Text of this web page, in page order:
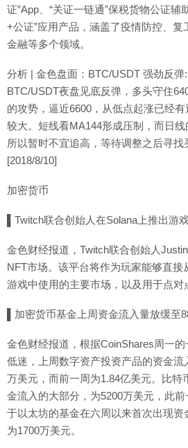
证”App、“关证一链通”保税货物公证辅
+公证”应用产品，涵盖了疫情防控、
金融等多个领域。
分析 | 金色盘面：BTC/USDT 强劲反弹
BTC/USDT夜盘见底反弹，多头守住
的攻势，逼近6600，从低点起涨已经
较大。短线看MA144形成压制，而日线
所以暂时不宜追高，等待调整之后寻找
[2018/8/10]
加密货币
▌Twitch联合创始人在Solana上推出游
金色财经报道，Twitch联合创始人
NFT市场。该平台将作为玩家能够直接
游戏中使用的主要市场，以及用于点对
▌加密货币基金上周资金流入量放缓至
金色财经报道，根据CoinShares周一
低迷，上周数字资产投资产品的资金流
万美元，而前一周为1.84亿美元。比特
金流入的大部分，为5200万美元，此
于以太坊的基金在六周以来首次出现资
为1700万美元。